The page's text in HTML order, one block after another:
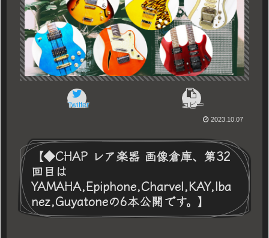
Twitter コピー
2023.10.07
【◆CHAP レア楽器 画像倉庫、第32
回目は
YAMAHA,Epiphone,Charvel,KAY,Iba
nez,Guyatoneの6本公開です。】